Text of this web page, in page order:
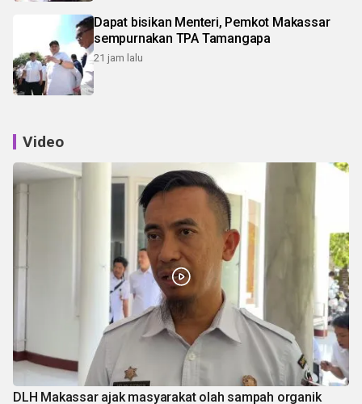
Dapat bisikan Menteri, Pemkot Makassar
sempurnakan TPA Tamangapa
21 jam lalu
Video
DLH Makassar ajak masyarakat olah sampah organik